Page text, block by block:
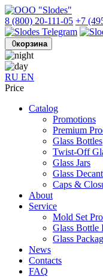
8 (800) 20-111-05 +7
0корзина
RU EN
Price
Catalog
Promotions
Premium
Glass Bottles
Twist-Off
Glass Jars
Glass
Caps &
About
Service
Mold Set
Glass Bottle
Glass
News
Contacts
FAQ